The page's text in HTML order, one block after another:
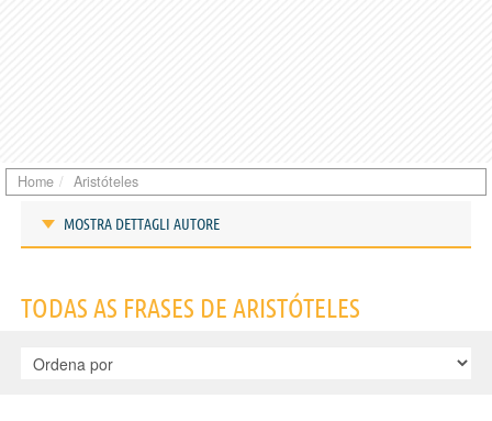
Home Aristóteles
MOSTRA DETTAGLI AUTORE
TODAS AS FRASES DE ARISTÓTELES